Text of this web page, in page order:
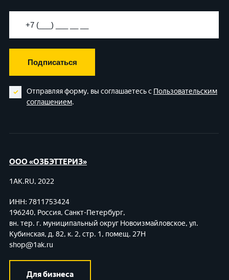
Подписаться
Отправляя форму, вы соглашаетесь с Пользовательским
соглашением.
ООО «ОЗБЭТТЕРИЗ»
1AK.RU, 2022
ИНН: 7811753424
196240, Россия, Санкт-Петербург,
вн. тер. г. муниципальный округ Новоизмайловское, ул.
Кубинская, д. 82, к. 2, стр. 1, помещ. 27Н
shop@1ak.ru
Для бизнеса